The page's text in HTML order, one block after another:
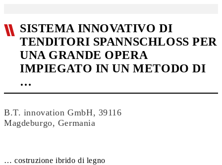
SISTEMA INNOVATIVO DI
TENDITORI SPANNSCHLOSS PER
UNA GRANDE OPERA
IMPIEGATO IN UN METODO DI
…
B.T. innovation GmbH, 39116
Magdeburgo, Germania
… costruzione ibrido di legno